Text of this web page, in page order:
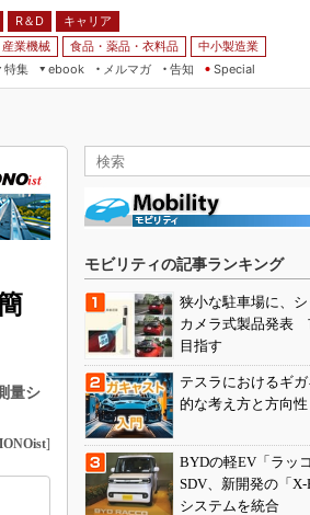
R＆D
キャリア
産業機械 食品・薬品・衣料品
中小製造業
特集
ebook
メルマガ
告知 Special
量シ
]
モビリティの記事ランキング
狭小な駐車場に、
カメラ式製品発表
目指す
テスラにおけるギ
的な考え方と方向性
BYDの軽EV「ラッ
SDV、新開発の「
システムを統合